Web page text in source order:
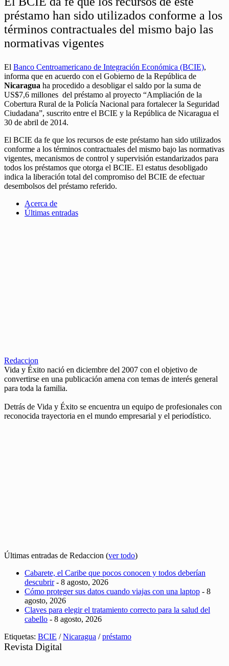
préstamo han sido utilizados conforme a los
términos contractuales del mismo bajo las
normativas vigentes
El Banco Centroamericano de Integración Económica (BCIE),
informa que en acuerdo con el Gobierno de la República de
Nicaragua ha procedido a desobligar el saldo por la suma de
US$7,6 millones del préstamo al proyecto “Ampliación de la
Cobertura Rural de la Policía Nacional para fortalecer la Seguridad
Ciudadana”, suscrito entre el BCIE y la República de Nicaragua el
30 de abril de 2014.
El BCIE da fe que los recursos de este préstamo han sido utilizados
conforme a los términos contractuales del mismo bajo las normativas
vigentes, mecanismos de control y supervisión estandarizados para
todos los préstamos que otorga el BCIE. El estatus desobligado
indica la liberación total del compromiso del BCIE de efectuar
desembolsos del préstamo referido.
Acerca de
Últimas entradas
Redaccion
Vida y Éxito nació en diciembre del 2007 con el objetivo de
convertirse en una publicación amena con temas de interés general
para toda la familia.
Detrás de Vida y Éxito se encuentra un equipo de profesionales con
reconocida trayectoria en el mundo empresarial y el periodístico.
Últimas entradas de Redaccion (ver todo)
Cabarete, el Caribe que pocos conocen y todos deberían
descubrir- 8 agosto, 2026
Cómo proteger sus datos cuando viajas con una laptop - 8
agosto, 2026
Claves para elegir el tratamiento correcto para la salud del
cabello - 8 agosto, 2026
Etiquetas: BCIE /Nicaragua /préstamo
Revista Digital